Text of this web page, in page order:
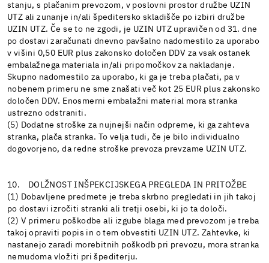
stanju, s plačanim prevozom, v poslovni prostor družbe UZIN
UTZ ali zunanje in/ali špeditersko skladišče po izbiri družbe
UZIN UTZ. Če se to ne zgodi, je UZIN UTZ upravičen od 31. dne
po dostavi zaračunati dnevno pavšalno nadomestilo za uporabo
v višini 0,50 EUR plus zakonsko določen DDV za vsak ostanek
embalažnega materiala in/ali pripomočkov za nakladanje.
Skupno nadomestilo za uporabo, ki ga je treba plačati, pa v
nobenem primeru ne sme znašati več kot 25 EUR plus zakonsko
določen DDV. Enosmerni embalažni material mora stranka
ustrezno odstraniti.
(5) Dodatne stroške za nujnejši način odpreme, ki ga zahteva
stranka, plača stranka. To velja tudi, če je bilo individualno
dogovorjeno, da redne stroške prevoza prevzame UZIN UTZ.
10. DOLŽNOST INŠPEKCIJSKEGA PREGLEDA IN PRITOŽBE
(1) Dobavljene predmete je treba skrbno pregledati in jih takoj
po dostavi izročiti stranki ali tretji osebi, ki jo ta določi.
(2) V primeru poškodbe ali izgube blaga med prevozom je treba
takoj opraviti popis in o tem obvestiti UZIN UTZ. Zahtevke, ki
nastanejo zaradi morebitnih poškodb pri prevozu, mora stranka
nemudoma vložiti pri špediterju.